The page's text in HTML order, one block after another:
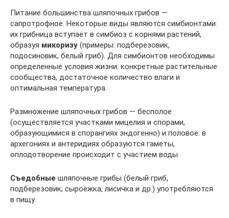
Питание большинства шляпочных грибов —
сапротрофное. Некоторые виды являются симбионтами:
их грибница вступает в симбиоз с корнями растений,
образуя микоризу (примеры: подберезовик,
подосиновик, белый гриб). Для симбионтов необходимы
определенные условия жизни: конкретные растительные
сообщества, достаточное количество влаги и
оптимальная температура.
Размножение шляпочных грибов — бесполое
(осуществляется участками мицелия и спорами,
образующимися в спорангиях эндогенно) и половое: в
архегониях и антеридиях образуются гаметы,
оплодотворение происходит с участием воды.
Съедобные шляпочные грибы (белый гриб,
подберезовик, сыроежка, лисичка и др.) употребляются
в пищу.